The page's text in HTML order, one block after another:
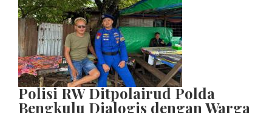
Polisi RW Ditpolairud Polda
Bengkulu Dialogis dengan Warga